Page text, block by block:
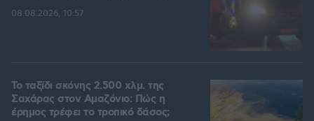
08.08.2026, 10:57
Το ταξίδι σκόνης 2.500 χλμ. της
Σαχάρας στον Αμαζόνιο: Πώς η
έρημος τρέφει το τροπικό δάσος;